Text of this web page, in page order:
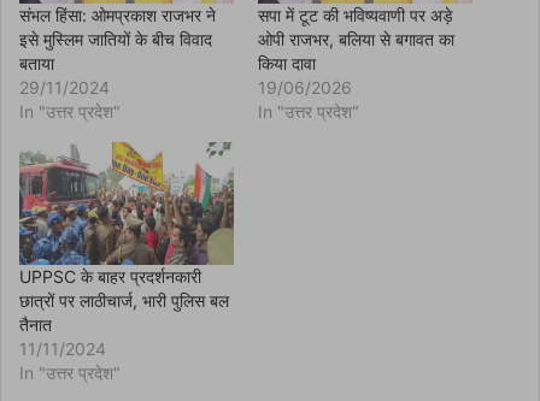
n
n
e
i
n
d
w
)
संभल हिंसा: ओमप्रकाश राजभर ने
इसे मुस्लिम जातियों के बीच विवाद
बताया
29/11/2024
In "उत्तर प्रदेश"
सपा में टूट की भविष्यवाणी पर अड़े
ओपी राजभर, बलिया से बगावत का
किया दावा
19/06/2026
In "उत्तर प्रदेश"
UPPSC के बाहर प्रदर्शनकारी
छात्रों पर लाठीचार्ज, भारी पुलिस बल
तैनात
11/11/2024
In "उत्तर प्रदेश"